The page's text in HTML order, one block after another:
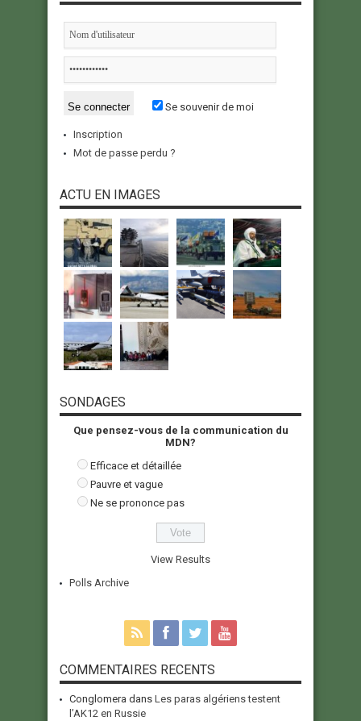
Se souvenir de moi
Inscription
Mot de passe perdu ?
ACTU EN IMAGES
SONDAGES
Que pensez-vous de la communication du
MDN?
Efficace et détaillée
Pauvre et vague
Ne se prononce pas
View Results
Polls Archive
COMMENTAIRES RECENTS
Conglomera dans Les paras algériens testent
l’AK12 en Russie